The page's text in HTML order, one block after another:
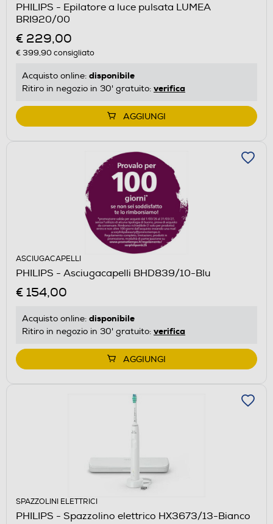
PHILIPS - Epilatore a luce pulsata LUMEA
BRI920/00
€ 229,00
€ 399,90consigliato
Acquisto online: disponibile
Ritiro in negozio in 30' gratuito: verifica
AGGIUNGI
ASCIUGACAPELLI
PHILIPS - Asciugacapelli BHD839/10-Blu
€ 154,00
Acquisto online: disponibile
Ritiro in negozio in 30' gratuito: verifica
AGGIUNGI
SPAZZOLINI ELETTRICI
PHILIPS - Spazzolino elettrico HX3673/13-Bianco